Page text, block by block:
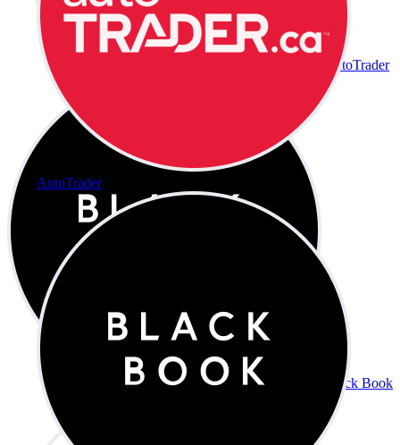
AutoTrader
AutoTrader
Black Book